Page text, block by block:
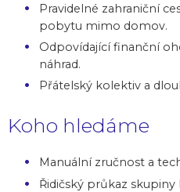
Pravidelné zahraniční
pobytu mimo domov.
Odpovídající finanční
náhrad.
Přátelský kolektiv a
Koho hledáme
Manuální zručnost a
Řidičský průkaz skupiny